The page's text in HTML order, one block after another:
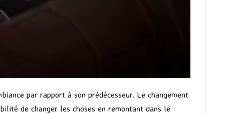
par rapport à son prédécesseur. Le changement
de changer les choses en remontant dans le